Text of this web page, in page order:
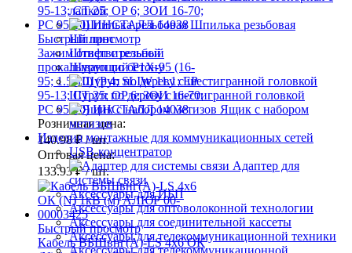
лапкой
Шпилька резьбовая
Шплинт
Штифт с резьбой
Шуруп по бетону
Шуруп по дереву с шестигранной головкой
Ящик с набором
метизов
Изделия монтажные для коммуникационных сетей
USB-концентратор
Адаптер для
системы связи
Аксессуары для ИБП
Аксессуары для оптоволоконной технологии
Аксессуары для соединительной кассеты
Аксессуары для телекоммуникационной техники
Аксессуары для телекоммуникационной
Быстрый просмотр
Зажим ответвительный
прокалывающий P1X-95 (16-
95; 1.5-10) (P 4; SLIW 11.1; EP
95-13; CT 25; OP 6; ЗОИ 16-70;
PC 95-10) ИНСТАЛЛ 14038
Розничная цена:
140.98 ₽/ шт.
Оптовая цена:
133.93 ₽/ шт.
Быстрый просмотр
Кабель ВБШвнг(А)-LS 4х6 ОК